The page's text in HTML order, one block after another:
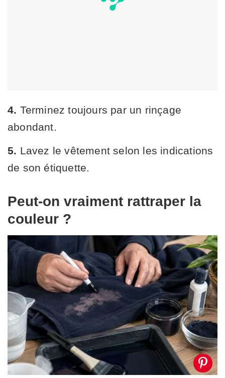
4. Terminez toujours par un rinçage
abondant.
5. Lavez le vêtement selon les indications
de son étiquette.
Peut-on vraiment rattraper la
couleur ?